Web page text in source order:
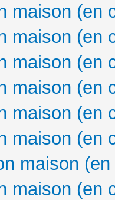
maison (en
maison (en
maison (en
maison (en
maison (en
maison (en
maison
maison (en